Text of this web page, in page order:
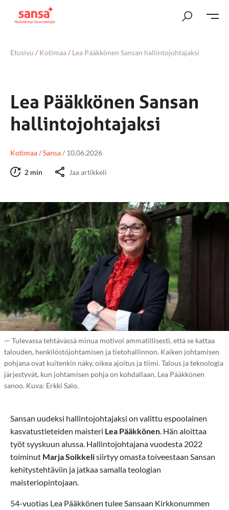
Etusivu /Kotimaa/Lea Pääkkönen Sansan hallintojohtajaksi
Lea Pääkkönen Sansan
hallintojohtajaksi
Kotimaa/Sansa/ 10.06.2026
2 min Jaa artikkeli
— Tulevassa tehtävässä minua motivoi ammatillisesti, että se kattaa
talouden, henkilöstöjohtamisen ja tietohallinnon. Kaiken johtamisen
pohjana ovat kuitenkin näky, oikea ajoitus ja tiimi. Talous ja teknologia
järjestyvät, kun johtamisen pohja on kohdallaan, Lea Pääkkönen
sanoo. Kuva: Erkki Salo.
Sansan uudeksi hallintojohtajaksi on valittu espoolainen
kasvatustieteiden maisteri Lea Pääkkönen . Hän aloittaa
työt syyskuun alussa. Hallintojohtajana vuodesta 2022
toiminut Marja Soikkelisiirtyy omasta toiveestaan Sansan
kehitystehtäviin ja jatkaa samalla teologian
maisteriopintojaan.
54-vuotias Lea Pääkkönen tulee Sansaan Kirkkonummen